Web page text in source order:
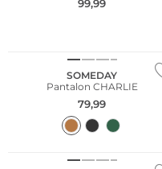
99,99
SOMEDAY
Pantalon CHARLIE
79,99